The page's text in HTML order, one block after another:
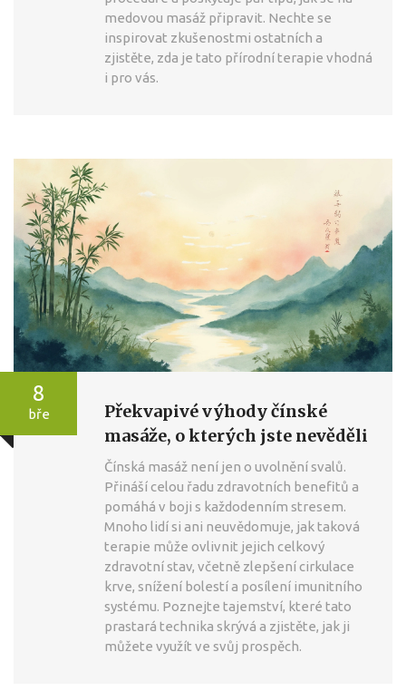
medovou masáž připravit. Nechte se
inspirovat zkušenostmi ostatních a
zjistěte, zda je tato přírodní terapie vhodná
i pro vás.
8
bře
Překvapivé výhody čínské
masáže, o kterých jste nevěděli
Čínská masáž není jen o uvolnění svalů.
Přináší celou řadu zdravotních benefitů a
pomáhá v boji s každodenním stresem.
Mnoho lidí si ani neuvědomuje, jak taková
terapie může ovlivnit jejich celkový
zdravotní stav, včetně zlepšení cirkulace
krve, snížení bolestí a posílení imunitního
systému. Poznejte tajemství, které tato
prastará technika skrývá a zjistěte, jak ji
můžete využít ve svůj prospěch.